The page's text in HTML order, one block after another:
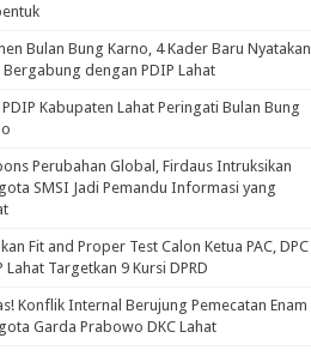
Bulan Bung Karno, 4 Kader Baru Nyatakan
Bergabung dengan PDIP Lahat
PDIP Kabupaten Lahat Peringati Bulan Bung
Perubahan Global, Firdaus Intruksikan
SMSI Jadi Pemandu Informasi yang
Fit and Proper Test Calon Ketua PAC, DPC
Lahat Targetkan 9 Kursi DPRD
Konflik Internal Berujung Pemecatan Enam
Garda Prabowo DKC Lahat